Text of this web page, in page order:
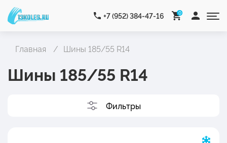
+7 (952) 384-47-16 0
Главная Шины 185/55 R14
Шины 185/55 R14
Фильтры